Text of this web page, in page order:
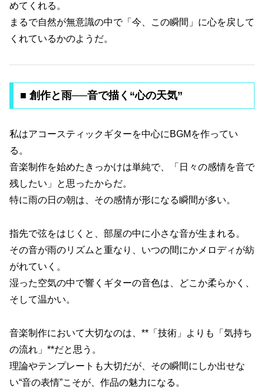
めてくれる。
まるで自然が無意識の中で「今、この瞬間」に心を戻して
くれているかのようだ。
■ 創作と雨──音で描く“心の天気”
私はアコースティックギターを中心にBGMを作ってい
る。
音楽制作を始めたきっかけは単純で、「日々の感情を音で
残したい」と思ったからだ。
特に雨の日の朝は、その感情が形になる瞬間が多い。
指先で弦をはじくと、部屋の中に小さな音が生まれる。
その音が雨のリズムと重なり、いつの間にかメロディが紡
がれていく。
湿った空気の中で響くギターの音色は、どこか柔らかく、
そして温かい。
音楽制作において大切なのは、**「技術」よりも「気持ち
の流れ」**だと思う。
理論やテンプレートも大切だが、その瞬間にしか出せな
い“音の表情”こそが、作品の魅力になる。